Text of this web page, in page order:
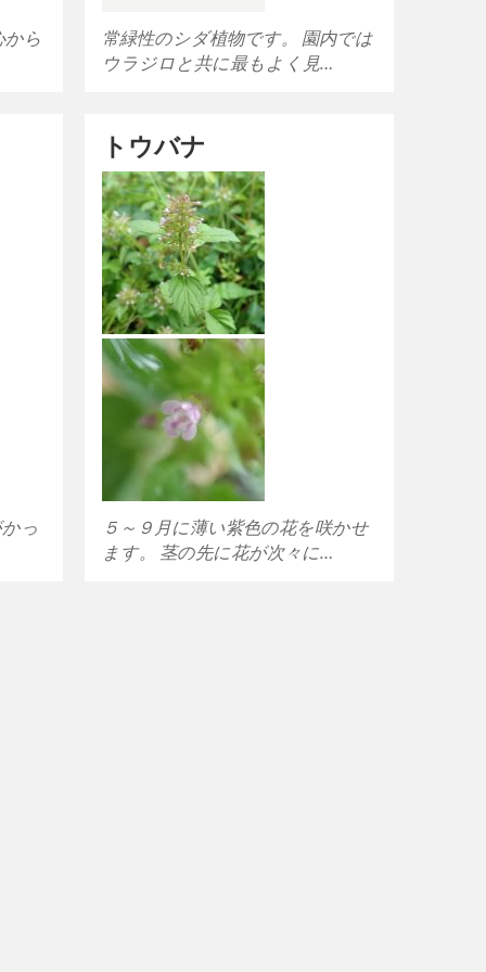
から
常緑性のシダ植物です。 園内では
ウラジロと共に最もよく見…
っ
トウバナ
５～９月に薄い紫色の花を咲かせ
ます。 茎の先に花が次々に…